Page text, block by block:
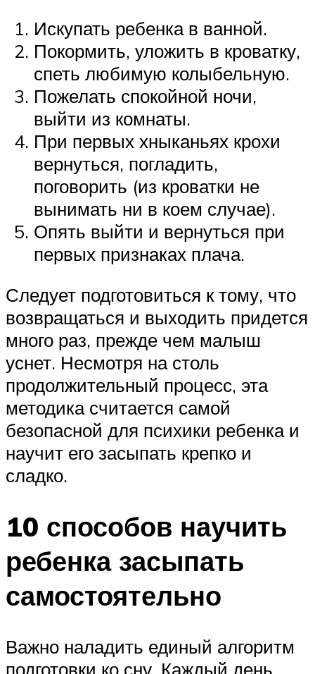
Искупать ребенка в ванной.
Покормить, уложить в кроватку,
спеть любимую колыбельную.
Пожелать спокойной ночи,
выйти из комнаты.
При первых хныканьях крохи
вернуться, погладить,
поговорить (из кроватки не
вынимать ни в коем случае).
Опять выйти и вернуться при
первых признаках плача.
Следует подготовиться к тому, что
возвращаться и выходить придется
много раз, прежде чем малыш
уснет. Несмотря на столь
продолжительный процесс, эта
методика считается самой
безопасной для психики ребенка и
научит его засыпать крепко и
сладко.
10 способов научить
ребенка засыпать
самостоятельно
Важно наладить единый алгоритм
подготовки ко сну. Каждый день